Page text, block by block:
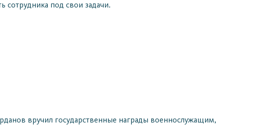
сотрудника под свои задачи.
вручил государственные награды военнослужащим,